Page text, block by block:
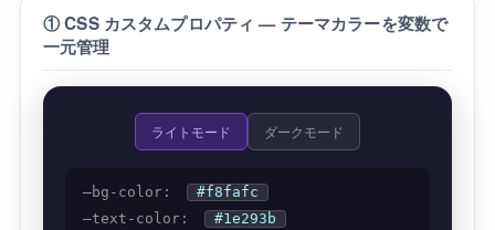
① CSS カスタムプロパティ — テーマカラーを変数で
一元管理
ライトモード ダークモード
–bg-color:
#f8fafc
–text-color:
#1e293b